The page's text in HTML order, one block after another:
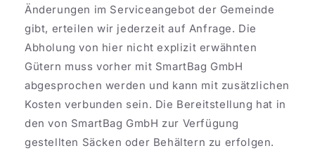
Änderungen im Serviceangebot der Gemeinde
gibt, erteilen wir jederzeit auf Anfrage. Die
Abholung von hier nicht explizit erwähnten
Gütern muss vorher mit SmartBag GmbH
abgesprochen werden und kann mit zusätzlichen
Kosten verbunden sein. Die Bereitstellung hat in
den von SmartBag GmbH zur Verfügung
gestellten Säcken oder Behältern zu erfolgen.